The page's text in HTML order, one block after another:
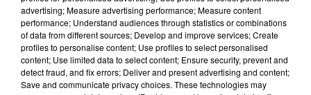
Incendie au Mont-Boron : deux jeunes condamnés à six mois de
prison...
advertising; Measure advertising performance; Measure content
performance; Understand audiences through statistics or combinations
of data from different sources; Develop and improve services; Create
profiles to personalise content; Use profiles to select personalised
content; Use limited data to select content; Ensure security, prevent and
detect fraud, and fix errors; Deliver and present advertising and content;
Save and communicate privacy choices. These technologies may